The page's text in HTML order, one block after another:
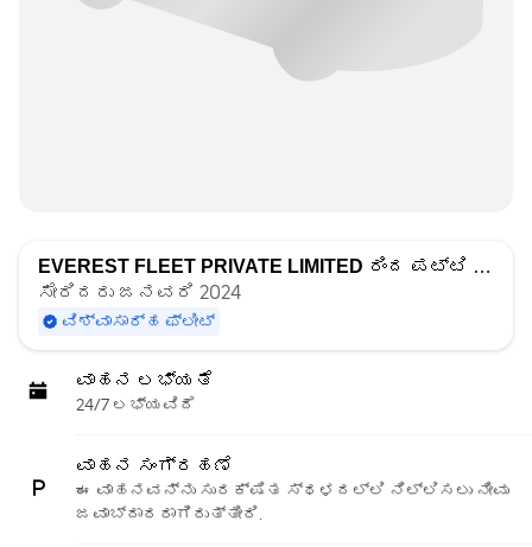
EVEREST FLEET PRIVATE LIMITED ರಿಂದ ಪಟ್ಟಿ ಮಾಡಲಾಗಿದೆ
ಸೇರಿದರು ಜನವರಿ 2024
ವಿಶ್ವಾಸಾರ್ಹ ಫ್ಲೀಟ್
ವಾಹನ ಲಭ್ಯತೆ
24/7 ಲಭ್ಯವಿದೆ
ವಾಹನ ಸಂಗ್ರಹಣೆ
ಈ ವಾಹನವನ್ನು ಸುರಕ್ಷಿತ ಸ್ಥಳದಲ್ಲಿ ನಿಲ್ಲಿಸಲು ನೀವು
ಜವಾಬ್ದಾರರಾಗಿರುತ್ತೀರಿ.